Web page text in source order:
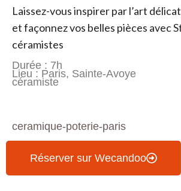
Laissez-vous inspirer par l’art
et façonnez vos belles pièces avec
céramistes
Durée : 7h
Lieu : Paris, Sainte-Avoye
céramiste
ceramique-poterie-paris
Réserver sur Wecandoo